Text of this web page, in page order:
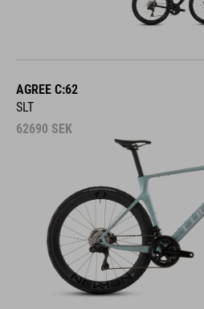
AGREE C:62
SLT
62690 SEK